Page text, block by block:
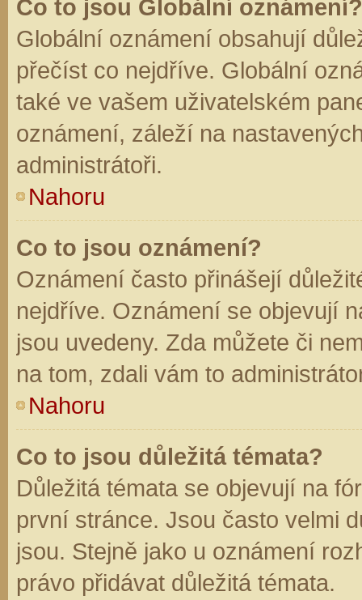
Co to jsou Globální oznámení?
Globální oznámení obsahují
přečíst co nejdříve. Globální
také ve vašem uživatelském
oznámení, záleží na
administrátoři.
Nahoru
Co to jsou oznámení?
Oznámení často přinášejí
nejdříve. Oznámení se objevují
jsou uvedeny. Zda můžete či
na tom, zdali vám to
Nahoru
Co to jsou důležitá témata?
Důležitá témata se objevují na
první stránce. Jsou často velmi
jsou. Stejně jako u oznámení
právo přidávat důležitá témata.